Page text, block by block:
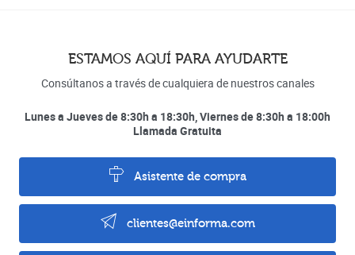
ESTAMOS AQUÍ PARA AYUDARTE
Consúltanos a través de cualquiera de nuestros canales
Lunes a Jueves de 8:30h a 18:30h, Viernes de 8:30h a 18:00h
Llamada Gratuita
Asistente de compra
clientes@einforma.com